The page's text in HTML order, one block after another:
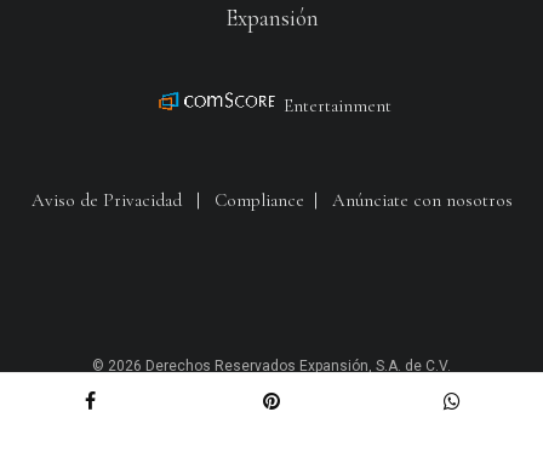
Expansión
Entertainment
Aviso de Privacidad| Compliance | Anúnciate con nosotros
© 2026 Derechos Reservados Expansión, S.A. de C.V.